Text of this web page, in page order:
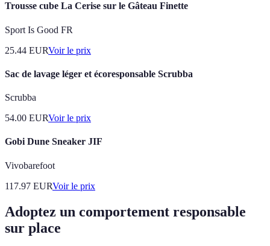
Trousse cube La Cerise sur le Gâteau Finette
Sport Is Good FR
25.44 EURVoir le prix
Sac de lavage léger et écoresponsable Scrubba
Scrubba
54.00 EURVoir le prix
Gobi Dune Sneaker JIF
Vivobarefoot
117.97 EURVoir le prix
Adoptez un comportement responsable
sur place